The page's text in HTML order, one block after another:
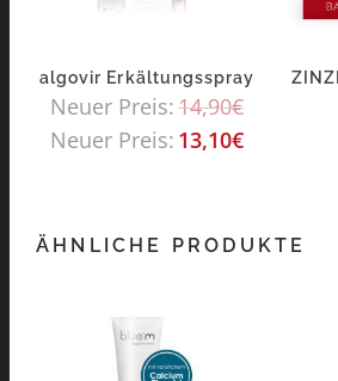
algovir Erkältungsspray
Neuer Preis:14,90€
Neuer Preis: 13,10€
ÄHNLICHE PRODUKTE